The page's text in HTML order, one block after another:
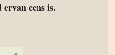
eens is.